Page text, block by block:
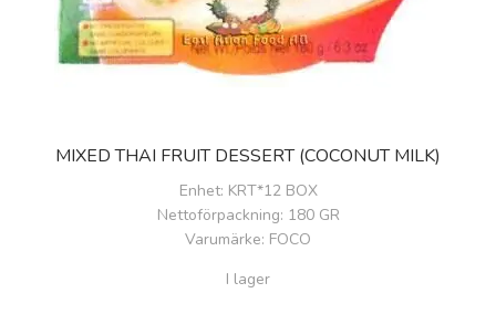
MIXED THAI FRUIT DESSERT (COCONUT MILK)
Enhet: KRT*12 BOX
Nettoförpackning: 180 GR
Varumärke: FOCO
I lager